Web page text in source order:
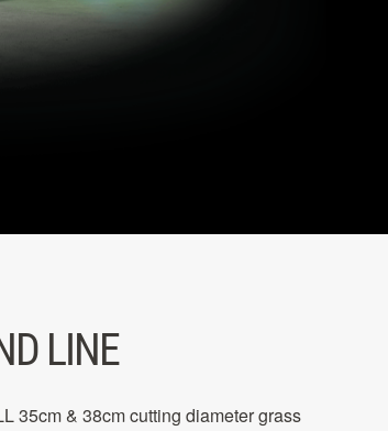
LINE
35cm & 38cm cutting diameter grass